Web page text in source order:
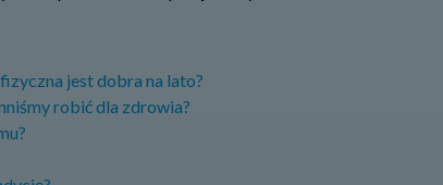
jest dobra na lato?
robić dla zdrowia?